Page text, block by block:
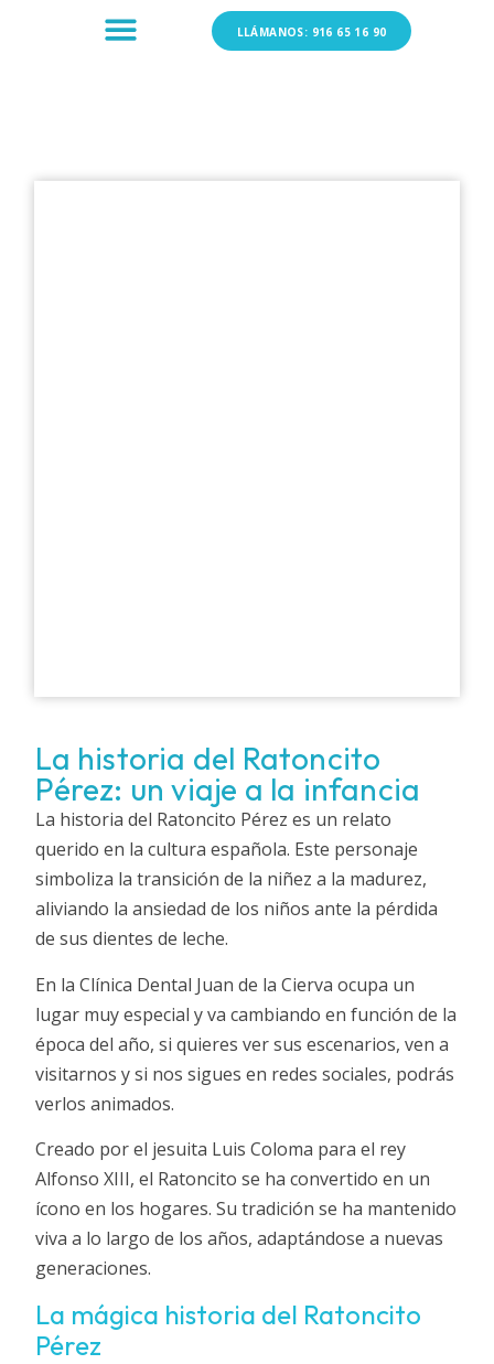
LLÁMANOS: 916 65 16 90
La historia del Ratoncito
Pérez: un viaje a la infancia
La historia del Ratoncito Pérez es un relato
querido en la cultura española. Este personaje
simboliza la transición de la niñez a la madurez,
aliviando la ansiedad de los niños ante la pérdida
de sus dientes de leche.
En la Clínica Dental Juan de la Cierva ocupa un
lugar muy especial y va cambiando en función de la
época del año, si quieres ver sus escenarios, ven a
visitarnos y si nos sigues en redes sociales, podrás
verlos animados.
Creado por el jesuita Luis Coloma para el rey
Alfonso XIII, el Ratoncito se ha convertido en un
ícono en los hogares. Su tradición se ha mantenido
viva a lo largo de los años, adaptándose a nuevas
generaciones.
La mágica historia del Ratoncito
Pérez